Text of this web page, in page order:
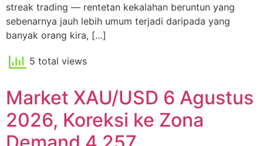
streak trading — rentetan kekalahan beruntun yang
sebenarnya jauh lebih umum terjadi daripada yang
banyak orang kira, […]
5 total views
Market XAU/USD 6 Agustus
2026, Koreksi ke Zona